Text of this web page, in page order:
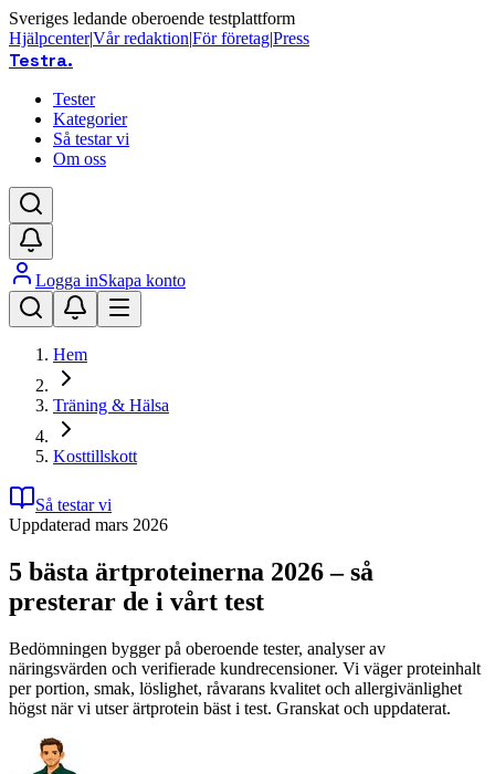
Sveriges ledande oberoende testplattform
Hjälpcenter|Vår redaktion|För företag|Press
Testra.
Tester
Kategorier
Så testar vi
Om oss
Logga inSkapa konto
Hem
Träning & Hälsa
Kosttillskott
Så testar vi
Uppdaterad mars 2026
5 bästa ärtproteinerna 2026 – så
presterar de i vårt test
Bedömningen bygger på oberoende tester, analyser av
näringsvärden och verifierade kundrecensioner. Vi väger proteinhalt
per portion, smak, löslighet, råvarans kvalitet och allergivänlighet
högst när vi utser ärtprotein bäst i test. Granskat och uppdaterat.